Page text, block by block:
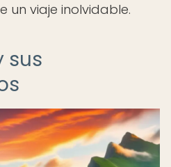
un viaje inolvidable.
sus